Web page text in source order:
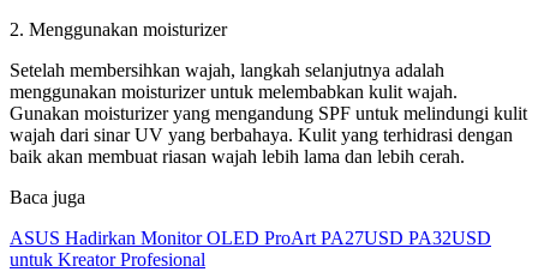
2. Menggunakan moisturizer
Setelah membersihkan wajah, langkah selanjutnya adalah
menggunakan moisturizer untuk melembabkan kulit wajah.
Gunakan moisturizer yang mengandung SPF untuk melindungi kulit
wajah dari sinar UV yang berbahaya. Kulit yang terhidrasi dengan
baik akan membuat riasan wajah lebih lama dan lebih cerah.
Baca juga
ASUS Hadirkan Monitor OLED ProArt PA27USD PA32USD
untuk Kreator Profesional